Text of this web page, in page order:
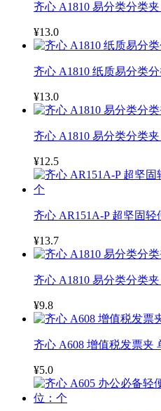
齐心 A1810 易分类分类
¥13.0
齐心 A1810 纸质易分类
¥13.0
齐心 A1810 易分类分类
¥12.5
齐心 AR151A-P 超坚固
¥13.7
齐心 A1810 易分类分类
¥9.8
齐心 A608 增值税发票夹
¥5.0